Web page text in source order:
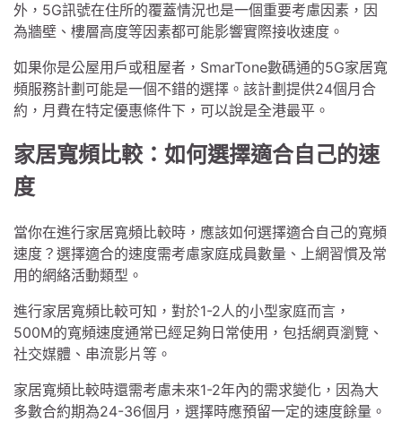
外，5G訊號在住所的覆蓋情況也是一個重要考慮因素，因
為牆壁、樓層高度等因素都可能影響實際接收速度。
如果你是公屋用戶或租屋者，SmarTone數碼通的5G家居寬
頻服務計劃可能是一個不錯的選擇。該計劃提供24個月合
約，月費在特定優惠條件下，可以說是全港最平。
家居寬頻比較：如何選擇適合自己的速
度
當你在進行家居寬頻比較時，應該如何選擇適合自己的寬頻
速度？選擇適合的速度需考慮家庭成員數量、上網習慣及常
用的網絡活動類型。
進行家居寬頻比較可知，對於1-2人的小型家庭而言，
500M的寬頻速度通常已經足夠日常使用，包括網頁瀏覽、
社交媒體、串流影片等。
家居寬頻比較時還需考慮未來1-2年內的需求變化，因為大
多數合約期為24-36個月，選擇時應預留一定的速度餘量。